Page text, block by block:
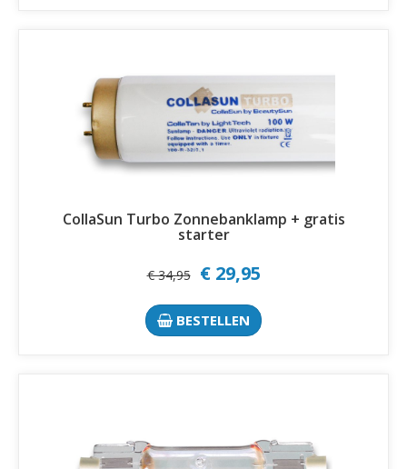
CollaSun Turbo Zonnebanklamp + gratis
starter
€ 34,95 € 29,95
BESTELLEN